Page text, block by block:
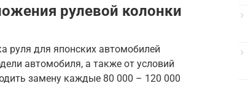
рулевой колонки
руля для японских автомобилей
автомобиля, а также от условий
замену каждые 80 000 – 120 000